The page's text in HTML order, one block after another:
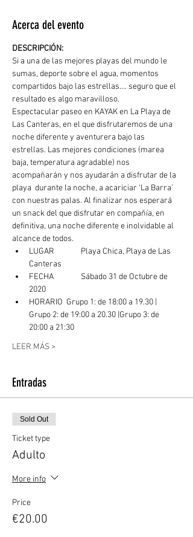
Acerca del evento
DESCRIPCIÓN:
Si a una de las mejores playas del mundo le
sumas, deporte sobre el agua, momentos
compartidos bajo las estrellas…. seguro que el
resultado es algo maravilloso.
Espectacular paseo en KAYAK en La Playa de
Las Canteras, en el que disfrutaremos de una
noche diferente y aventurera bajo las
estrellas. Las mejores condiciones (marea
baja, temperatura agradable) nos
acompañarán y nos ayudarán a disfrutar de la
playa  durante la noche, a acariciar ‘La Barra’
con nuestras palas. Al finalizar nos esperará
un snack del que disfrutar en compañía, en
definitiva, una noche diferente e inolvidable al
alcance de todos.
LUGAR	  Playa Chica, Playa de Las
Canteras
FECHA	  Sábado 31 de Octubre de
2020
HORARIO  Grupo 1: de 18:00 a 19.30 |
Grupo 2: de 19:00 a 20.30 |Grupo 3: de
20:00 a 21:30
LEER MÁS >
Entradas
Sold Out
Ticket type
Adulto
More info
Price
€20.00